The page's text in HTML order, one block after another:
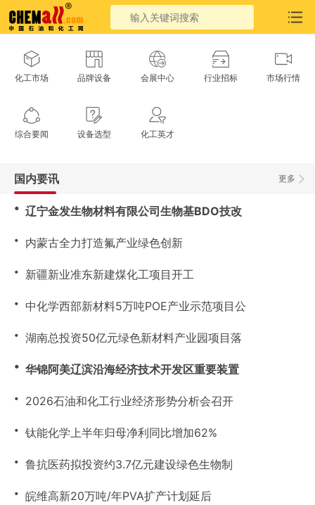
化工市场 品牌设备 会展中心 行业招标 市场行情
综合要闻 设备选型 化工英才
更多
国内要讯
・ 辽宁金发生物材料有限公司生物基BDO技改
・ 内蒙古全力打造氟产业绿色创新
・ 新疆新业准东新建煤化工项目开工
・ 中化学西部新材料5万吨POE产业示范项目公
・ 湖南总投资50亿元绿色新材料产业园项目落
・ 华锦阿美辽滨沿海经济技术开发区重要装置
・ 2026石油和化工行业经济形势分析会召开
・ 钛能化学上半年归母净利同比增加62%
・ 鲁抗医药拟投资约3.7亿元建设绿色生物制
・ 皖维高新20万吨/年PVA扩产计划延后